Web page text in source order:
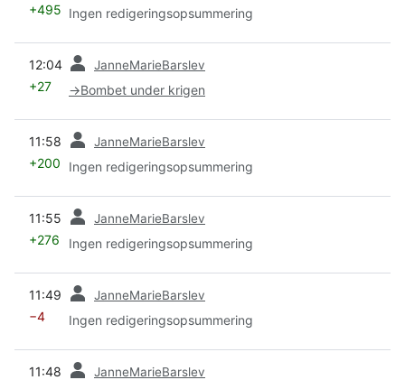
+495 Ingen redigeringsopsummering
12:04 JanneMarieBarslev
+27 →Bombet under krigen
11:58 JanneMarieBarslev
+200 Ingen redigeringsopsummering
11:55 JanneMarieBarslev
+276 Ingen redigeringsopsummering
11:49 JanneMarieBarslev
−4 Ingen redigeringsopsummering
11:48 JanneMarieBarslev